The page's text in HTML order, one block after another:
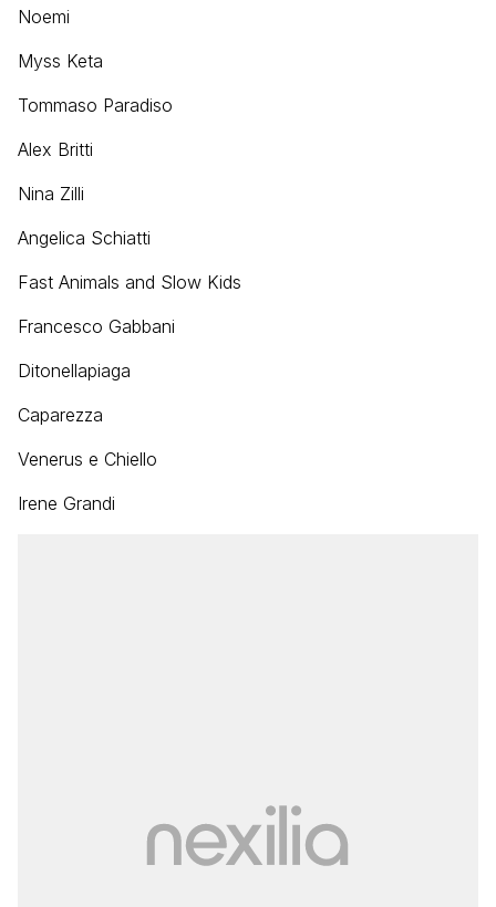
Noemi
Myss Keta
Tommaso Paradiso
Alex Britti
Nina Zilli
Angelica Schiatti
Fast Animals and Slow Kids
Francesco Gabbani
Ditonellapiaga
Caparezza
Venerus e Chiello
Irene Grandi